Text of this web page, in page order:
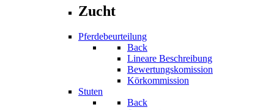
Zucht
Pferdebeurteilung
Back
Lineare Beschreibung
Bewertungskomission
Körkommission
Stuten
Back